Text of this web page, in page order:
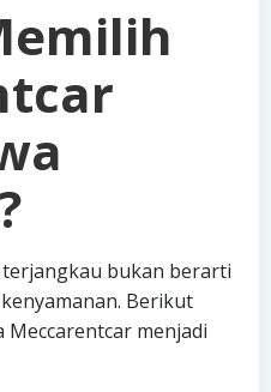
bukan berarti
Berikut
Meccarentcar menjadi